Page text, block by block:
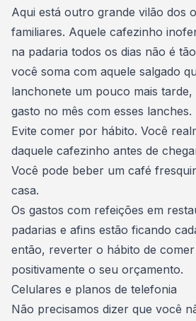
Aqui está outro grande vilão dos
familiares. Aquele cafezinho
na padaria todos os dias não é
você soma com aquele salgado
lanchonete um pouco mais
gasto no mês com esses lanches.
Evite comer por hábito. Você
daquele cafezinho antes de
Você pode beber um café
casa.
Os gastos com refeições em
padarias e afins estão ficando
então, reverter o hábito de
positivamente o seu orçamento.
Celulares e planos de telefonia
Não precisamos dizer que você